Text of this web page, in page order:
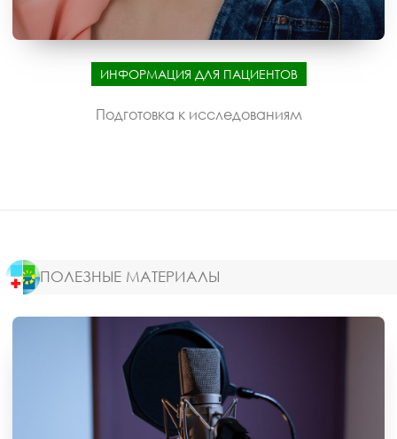
ИНФОРМАЦИЯ ДЛЯ ПАЦИЕНТОВ
Подготовка к исследованиям
ПОЛЕЗНЫЕ МАТЕРИАЛЫ